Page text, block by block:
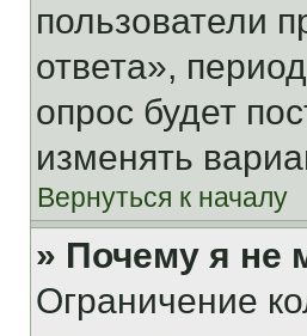
пользователи
ответа»,
опрос будет
изменять
Вернуться к началу
» Почему я не
Ограничение